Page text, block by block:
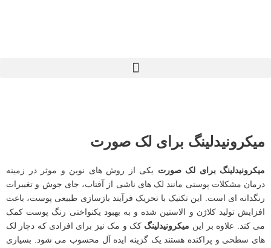
میکرونیدلینگ برای لک صورت
میکرونیدلینگ برای لک صورت یکی از روش های نوین و موثر در زمینه
درمان مشکلات پوستی مانند لک های ناشی از آفتاب، جای جوش و تغییرات
رنگدانه ای است. این تکنیک با تحریک فرآیند بازسازی طبیعی پوست، باعث
افزایش تولید کلاژن و الاستین شده و به بهبود یکنواختی رنگ پوست کمک
می کند. علاوه بر این میکرونیدلینگ کک و مک نیز برای افرادی که دچار لک
های سطحی و پراکنده هستند یک گزینه ایده آل محسوب می شود. بسیاری